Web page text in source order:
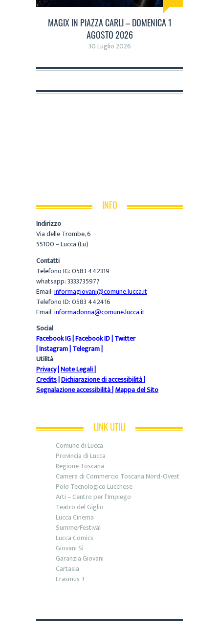
MAGIX IN PIAZZA CARLI – DOMENICA 1
AGOSTO 2026
30 Luglio 2026
INFO
Indirizzo
Via delle Trombe, 6
55100 – Lucca (Lu)
Contatti
Telefono IG: 0583 442319
whatsapp: 3333735977
Email:informagiovani@comune.lucca.it
Telefono ID: 0583 442416
Email:informadonna@comune.lucca.it
Social
Facebook IG|Facebook ID|Twitter
|Instagram|Telegram|
Utilità
Privacy|Note Legali|
Credits|Dichiarazione di accessibilità|
Segnalazione accessibilità|Mappa del Sito
LINK UTILI
Comune di Lucca
Provincia di Lucca
Regione Toscana
Camera di Commercio Toscana Nord-Ovest
Polo Tecnologico Lucchese
Arti – Centro per l’Impiego
Teatro del Giglio
Lucca Cinema
SummerFestival
Lucca Comics
Giovani Sì
Garanzia Giovani
Cartasia
Erasmus +